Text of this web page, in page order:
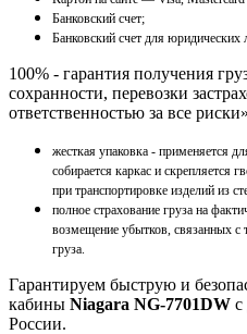
Банковский счет;
Банковский счет для
100% - гарантия получения
сохранности, перевозки
ответственностью за все
жесткая упаковка - применяется
собирается каркас и скрепляется
при транспортировке изделий из
полное страхование груза на
возмещение убытков, связанных с
груза.
Гарантируем быструю и
кабины Niagara NG-7701DW с
России.